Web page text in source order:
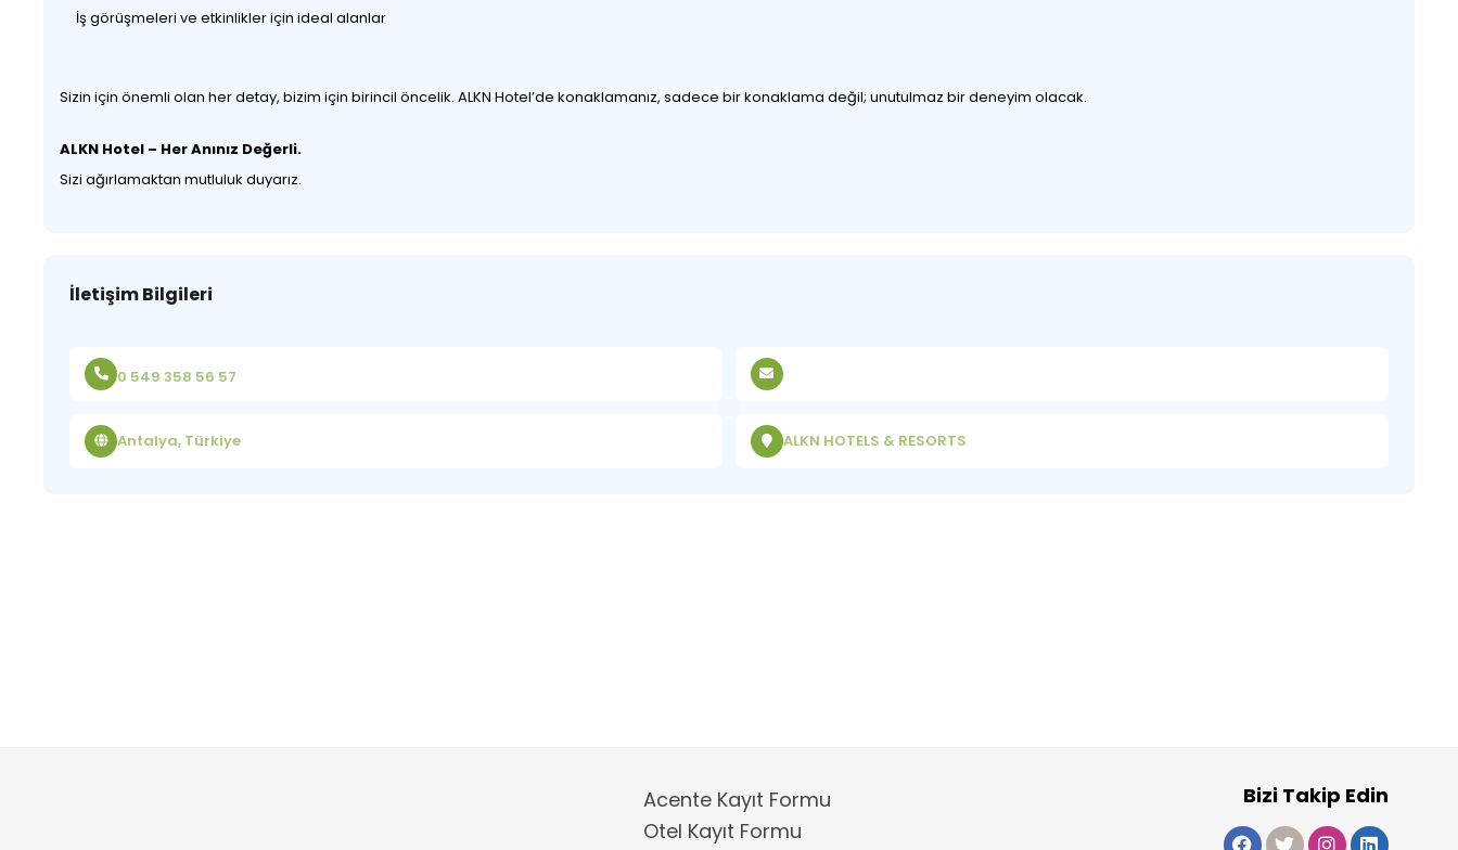
İş görüşmeleri ve etkinlikler için ideal alanlar
Sizin için önemli olan her detay, bizim için birincil öncelik. ALKN Hotel’de konaklamanız, sadece bir konaklama değil; unutulmaz bir deneyim olacak.
ALKN Hotel – Her Anınız Değerli.
Sizi ağırlamaktan mutluluk duyarız.
İletişim Bilgileri
0 549 358 56 57
Antalya, Türkiye ALKN HOTELS & RESORTS
Acente Kayıt Formu
Otel Kayıt Formu
Bizi Takip Edin